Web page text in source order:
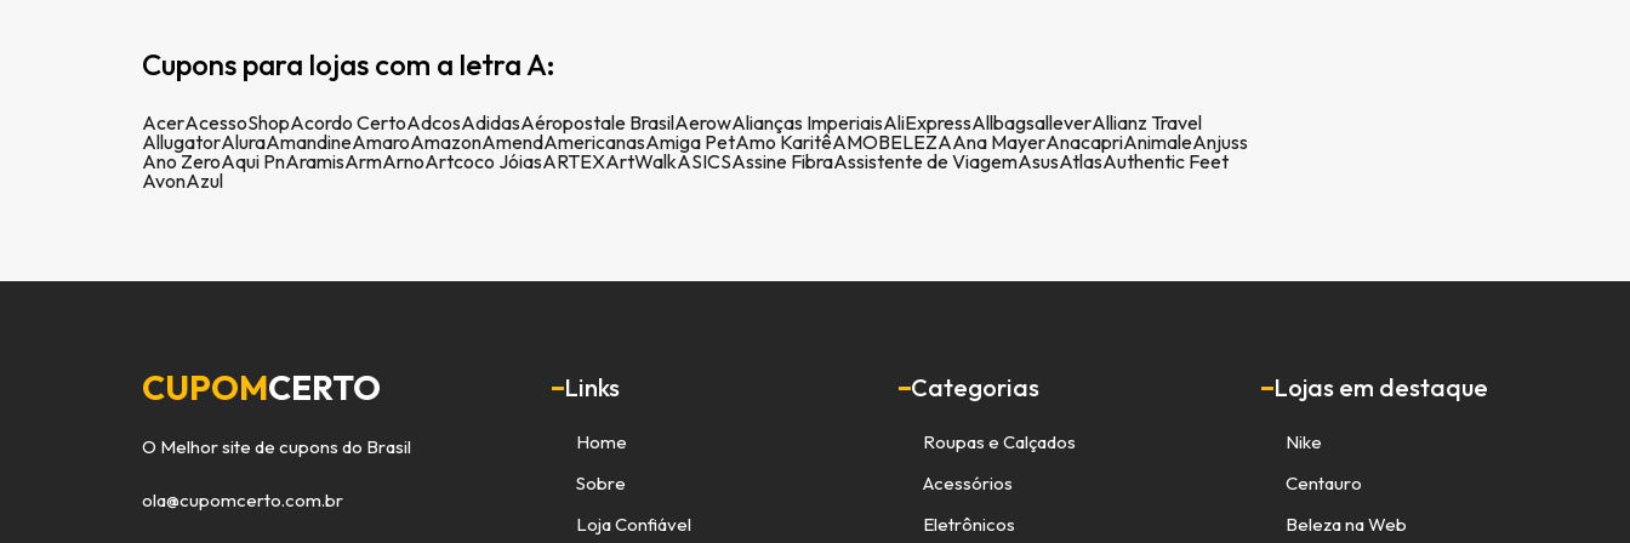
Cupons para lojas com a letra A:
AcerAcessoShopAcordo CertoAdcosAdidasAéropostale BrasilAerowAlianças ImperiaisAliExpressAllbagsalleverAllianz Travel
AllugatorAluraAmandineAmaroAmazonAmendAmericanasAmiga PetAmo KaritêAMOBELEZAAna MayerAnacapriAnimaleAnjuss
Ano ZeroAqui PnAramisArmArnoArtcoco JóiasARTEXArtWalkASICSAssine FibraAssistente de ViagemAsusAtlasAuthentic Feet
AvonAzul
CUPOMCERTO
O Melhor site de cupons do Brasil
ola@cupomcerto.com.br
Links
Home
Sobre
Loja Confiável
Categorias
Roupas e Calçados
Acessórios
Eletrônicos
Lojas em destaque
Nike
Centauro
Beleza na Web